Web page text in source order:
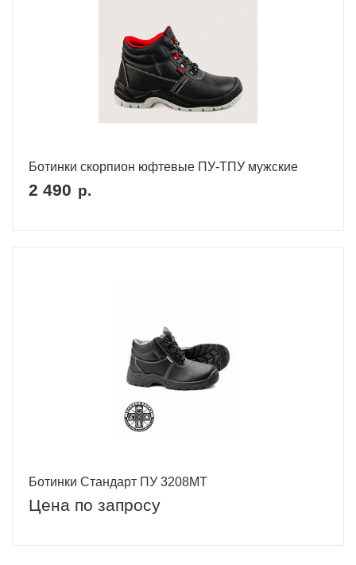
Ботинки скорпион юфтевые ПУ-ТПУ мужские
2 490 р.
Ботинки Стандарт ПУ 3208МТ
Цена по запросу